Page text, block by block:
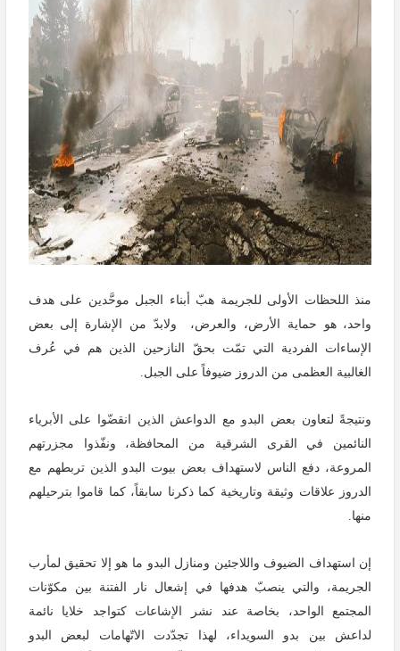
منذ اللحظات الأولى للجريمة هبّ أبناء الجبل موحَّدين على هدف
واحد، هو حماية الأرض، والعرض، ولابدّ من الإشارة إلى بعض
الإساءات الفردية التي تمّت بحقّ النازحين الذين هم في عُرف
الغالبية العظمى من الدروز ضيوفاً على الجبل.
ونتيجةً لتعاون بعض البدو مع الدواعش الذين انقضّوا على الأبرياء
النائمين في القرى الشرقية من المحافظة، ونفّذوا مجزرتهم
المروعة، دفع الناس لاستهداف بعض بيوت البدو الذين تربطهم مع
الدروز علاقات وثيقة وتاريخية كما ذكرنا سابقاً، كما قاموا بترحيلهم
منها.
إن استهداف الضيوف واللاجئين ومنازل البدو ما هو إلا تحقيق لمأرب
الجريمة، والتي ينصبّ هدفها في إشعال نار الفتنة بين مكوّنات
المجتمع الواحد، بخاصة عند نشر الإشاعات كتواجد خلايا نائمة
لداعش بين بدو السويداء، لهذا تجدّدت الاتّهامات لبعض البدو